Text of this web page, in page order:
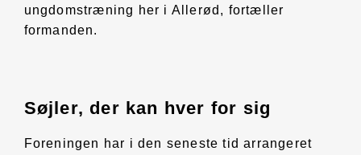
ungdomstræning her i Allerød, fortæller
formanden.
Søjler, der kan hver for sig
Foreningen har i den seneste tid arrangeret